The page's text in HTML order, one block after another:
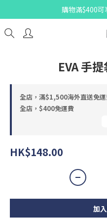
購物滿$400
EVA 手
全店，滿$1,500海外直送免
全店，$400免運費
HK$148.00
加